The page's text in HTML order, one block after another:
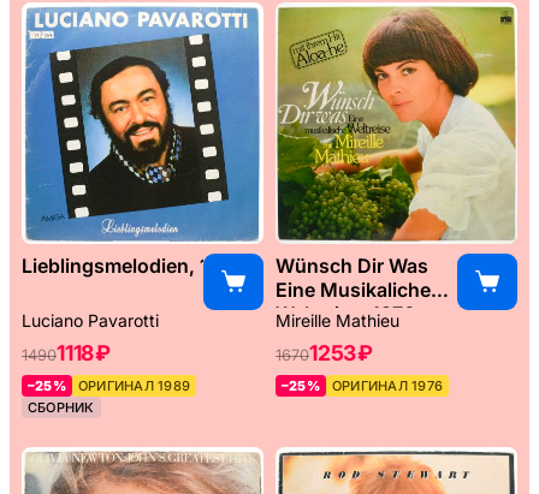
Lieblingsmelodien, 1989
Luciano Pavarotti
14901118 ₽
–25%
ОРИГИНАЛ 1989
СБОРНИК
Wünsch Dir Was
Eine Musikaliche
Weltreise, 1976
Mireille Mathieu
16701253 ₽
–25% ОРИГИНАЛ 1976